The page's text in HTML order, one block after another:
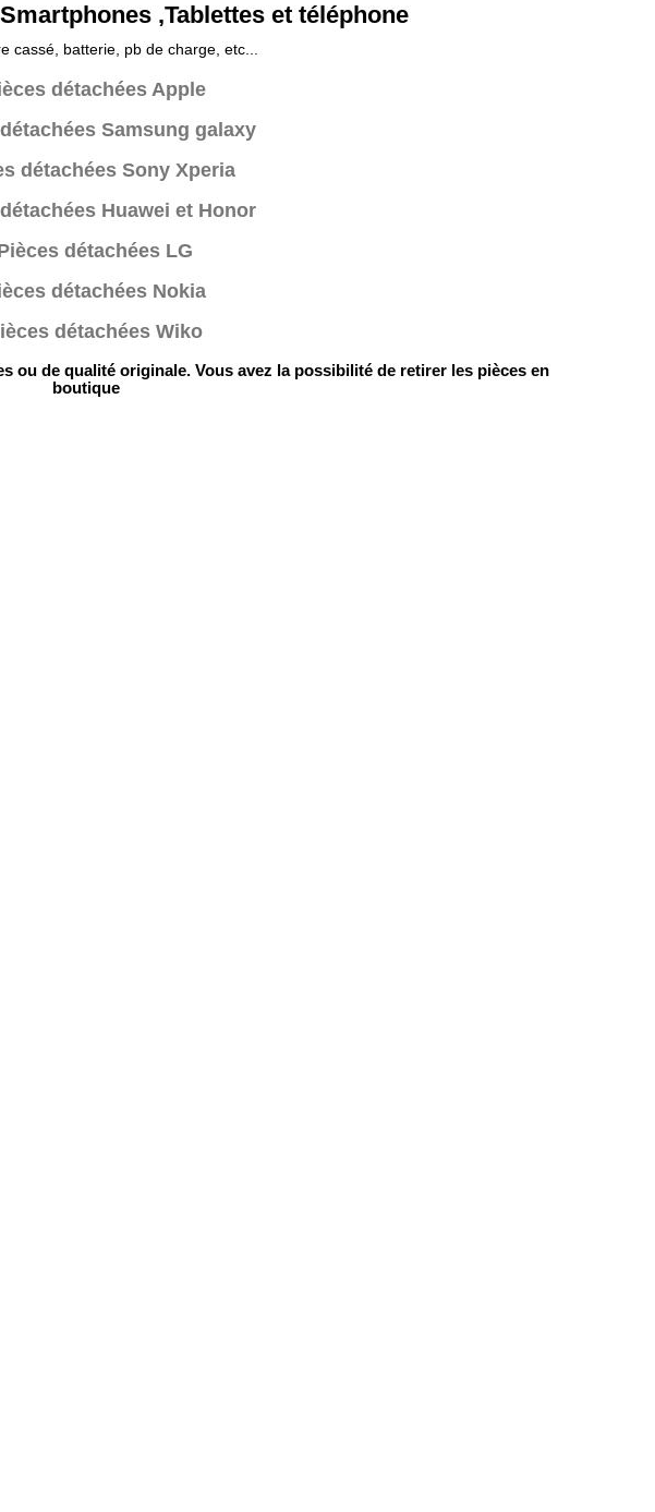
,Tablettes et téléphone
cassé, batterie, pb de charge, etc...
détachées Apple
Samsung galaxy
détachées Sony Xperia
Huawei et Honor
détachées LG
détachées Nokia
détachées Wiko
ou de qualité originale. Vous avez la possibilité de retirer les pièces en
boutique